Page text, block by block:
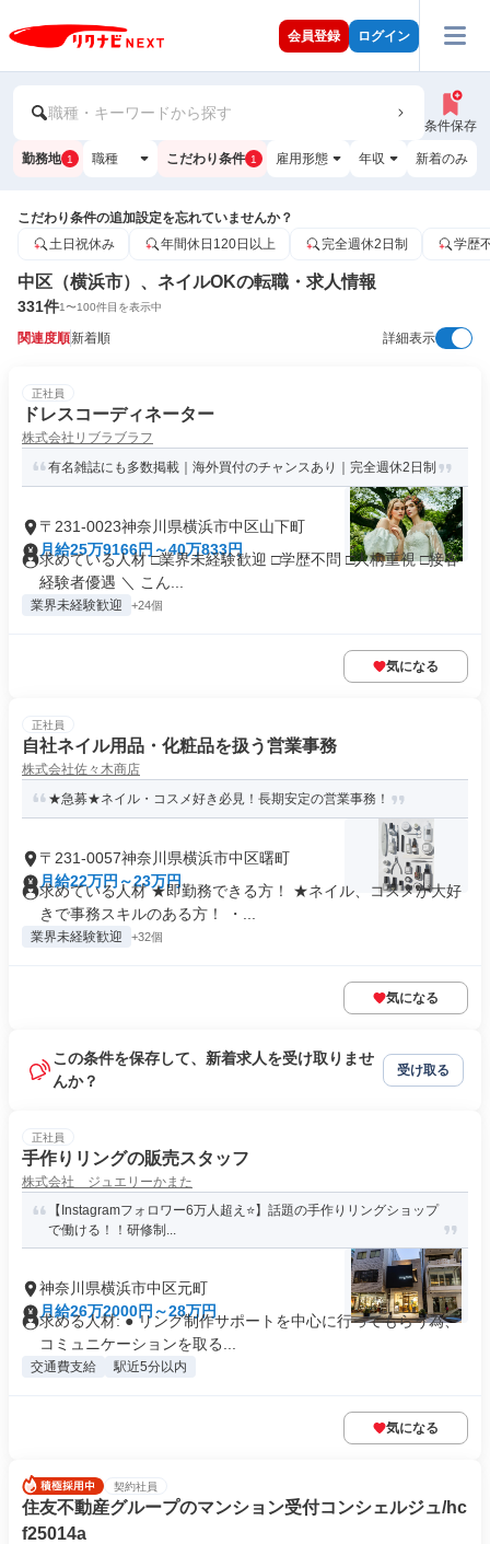
会員登録 ログイン
職種・キーワードから探す
条件保存
勤務地 1 職種 こだわり条件 1 雇用形態 年収 新着のみ
こだわり条件の追加設定を忘れていませんか？
土日祝休み
年間休日120日以上 完全週休2日制 学歴
中区（横浜市）、ネイルOKの転職・求人情報
331件1〜100件目を表示中
関連度順新着順 詳細表示
正社員
ドレスコーディネーター
株式会社リブラブラフ
有名雑誌にも多数掲載｜海外買付のチャンスあり｜完全週休2日制
〒231-0023神奈川県横浜市中区山下町
月給25万9166円～40万833円
求めている人材 □業界未経験歓迎 □学歴不問 □人柄重視 □接客
経験者優遇 ＼ こん...
業界未経験歓迎 +24個
気になる
正社員
自社ネイル用品・化粧品を扱う営業事務
株式会社佐々木商店
★急募★ネイル・コスメ好き必見！長期安定の営業事務！
〒231-0057神奈川県横浜市中区曙町
月給22万円～23万円
求めている人材 ★即勤務できる方！ ★ネイル、コスメが大好
きで事務スキルのある方！ ・...
業界未経験歓迎 +32個
気になる
この条件を保存して、新着求人を受け取りませ
んか？
受け取る
正社員
手作りリングの販売スタッフ
株式会社 ジュエリーかまた
【Instagramフォロワー6万人超え⭐️】話題の手作りリングショップ
で働ける！！研修制...
神奈川県横浜市中区元町
月給26万2000円～28万円
求める人材: ● リング制作サポートを中心に行ってもらう為、
コミュニケーションを取る...
交通費支給 駅近5分以内
気になる
契約社員
住友不動産グループのマンション受付コンシェルジュ/hc
f25014a